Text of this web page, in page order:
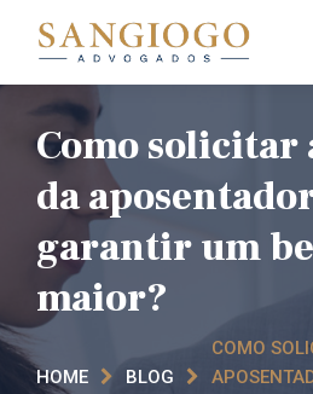
Como solicitar
da
garantir um
maior?
HOME BLOG
COMO